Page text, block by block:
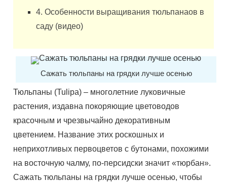
4. Особенности выращивания тюльпанаов в
саду (видео)
Сажать тюльпаны на грядки лучше осенью
Тюльпаны (Tulipa) – многолетние луковичные
растения, издавна покоряющие цветоводов
красочным и чрезвычайно декоративным
цветением. Название этих роскошных и
неприхотливых первоцветов с бутонами, похожими
на восточную чалму, по-персидски значит «тюрбан».
Сажать тюльпаны на грядки лучше осенью, чтобы